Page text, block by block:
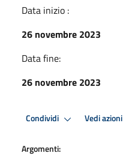
Data inizio :
26 novembre 2023
Data fine:
26 novembre 2023
Condividi Vedi azioni
Argomenti: